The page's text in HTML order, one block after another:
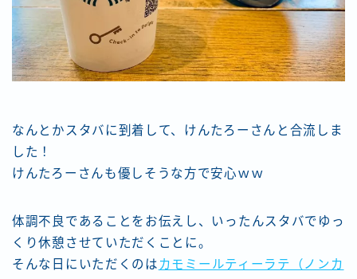
なんとかスタバに到着して、けんたろーさんと合流しま
した！
けんたろーさんも優しそうな方で安心ｗｗ
体調不良であることをお伝えし、いったんスタバでゆっ
くり休憩させていただくことに。
そんな日にいただくのは カモミールティーラテ（ノンカ